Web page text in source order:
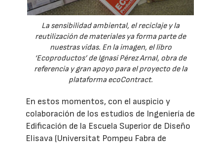
La sensibilidad ambiental, el reciclaje y la
reutilización de materiales ya forma parte de
nuestras vidas. En la imagen, el libro
‘Ecoproductos’ de Ignasi Pérez Arnal, obra de
referencia y gran apoyo para el proyecto de la
plataforma ecoContract.
En estos momentos, con el auspicio y
colaboración de los estudios de Ingeniería de
Edificación de la Escuela Superior de Diseño
Elisava (Universitat Pompeu Fabra de